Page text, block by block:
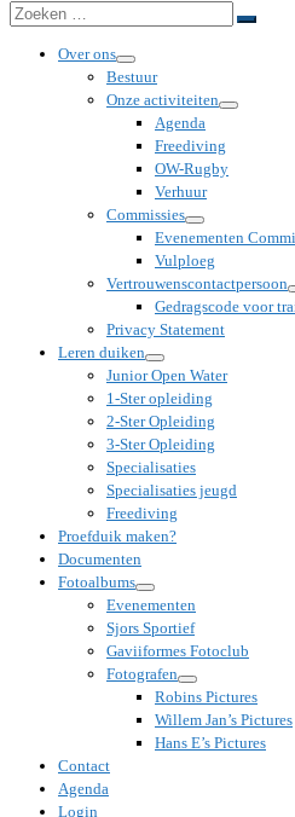
Zoeken
Zoeken
Over ons
Bestuur
Onze activiteiten
Agenda
Freediving
OW-Rugby
Verhuur
Commissies
Evenementen
Vulploeg
Vertrouwenscontactpersoon
Gedragscode voor
Privacy Statement
Leren duiken
Junior Open Water
1-Ster opleiding
2-Ster Opleiding
3-Ster Opleiding
Specialisaties
Specialisaties jeugd
Freediving
Proefduik maken?
Documenten
Fotoalbums
Evenementen
Sjors Sportief
Gaviiformes Fotoclub
Fotografen
Robins Pictures
Willem Jan’s Pictures
Hans E’s Pictures
Contact
Agenda
Login